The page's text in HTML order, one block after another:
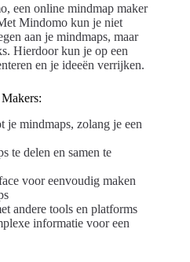
een online mindmap maker
Mindomo kun je niet
aan je mindmaps, maar
Hierdoor kun je op een
en je ideeën verrijken.
je mindmaps, zolang je een
te delen en samen te
voor eenvoudig maken
andere tools en platforms
informatie voor een